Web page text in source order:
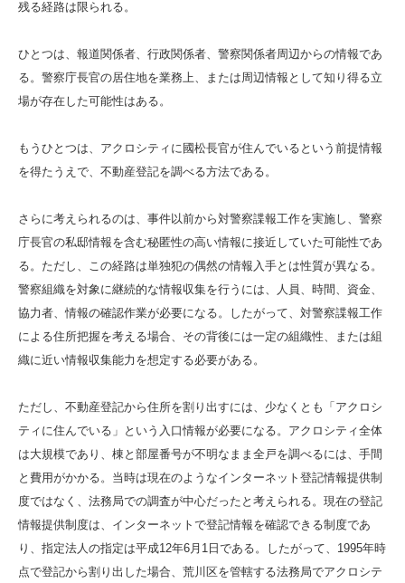
残る経路は限られる。
ひとつは、報道関係者、行政関係者、警察関係者周辺からの情報であ
る。警察庁長官の居住地を業務上、または周辺情報として知り得る立
場が存在した可能性はある。
もうひとつは、アクロシティに國松長官が住んでいるという前提情報
を得たうえで、不動産登記を調べる方法である。
さらに考えられるのは、事件以前から対警察諜報工作を実施し、警察
庁長官の私邸情報を含む秘匿性の高い情報に接近していた可能性であ
る。ただし、この経路は単独犯の偶然の情報入手とは性質が異なる。
警察組織を対象に継続的な情報収集を行うには、人員、時間、資金、
協力者、情報の確認作業が必要になる。したがって、対警察諜報工作
による住所把握を考える場合、その背後には一定の組織性、または組
織に近い情報収集能力を想定する必要がある。
ただし、不動産登記から住所を割り出すには、少なくとも「アクロシ
ティに住んでいる」という入口情報が必要になる。アクロシティ全体
は大規模であり、棟と部屋番号が不明なまま全戸を調べるには、手間
と費用がかかる。当時は現在のようなインターネット登記情報提供制
度ではなく、法務局での調査が中心だったと考えられる。現在の登記
情報提供制度は、インターネットで登記情報を確認できる制度であ
り、指定法人の指定は平成12年6月1日である。したがって、1995年時
点で登記から割り出した場合、荒川区を管轄する法務局でアクロシテ